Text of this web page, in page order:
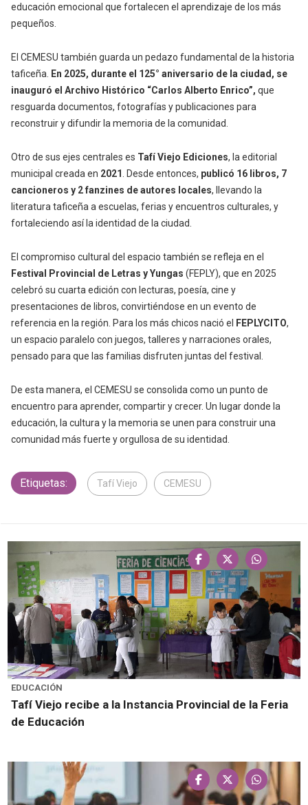
educación emocional que fortalecen el aprendizaje de los más
pequeños.
El CEMESU también guarda un pedazo fundamental de la historia
taficeña. En 2025, durante el 125° aniversario de la ciudad, se
inauguró el Archivo Histórico “Carlos Alberto Enrico”, que
resguarda documentos, fotografías y publicaciones para
reconstruir y difundir la memoria de la comunidad.
Otro de sus ejes centrales es Tafí Viejo Ediciones, la editorial
municipal creada en 2021 . Desde entonces, publicó 16 libros, 7
cancioneros y 2 fanzines de autores locales, llevando la
literatura taficeña a escuelas, ferias y encuentros culturales, y
fortaleciendo así la identidad de la ciudad.
El compromiso cultural del espacio también se refleja en el
Festival Provincial de Letras y Yungas (FEPLY), que en 2025
celebró su cuarta edición con lecturas, poesía, cine y
presentaciones de libros, convirtiéndose en un evento de
referencia en la región. Para los más chicos nació el
FEPLYCITO,
un espacio paralelo con juegos, talleres y narraciones orales,
pensado para que las familias disfruten juntas del festival.
De esta manera, el CEMESU se consolida como un punto de
encuentro para aprender, compartir y crecer. Un lugar donde la
educación, la cultura y la memoria se unen para construir una
comunidad más fuerte y orgullosa de su identidad.
Etiquetas: Tafí Viejo CEMESU
EDUCACIÓN
Tafí Viejo recibe a la Instancia Provincial de la Feria
de Educación